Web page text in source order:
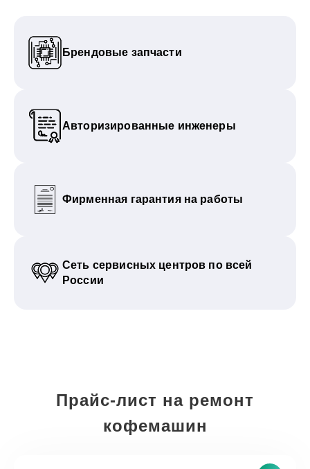
Брендовые запчасти
Авторизированные инженеры
Фирменная гарантия на работы
Сеть сервисных центров по всей
России
Прайс-лист на ремонт
кофемашин